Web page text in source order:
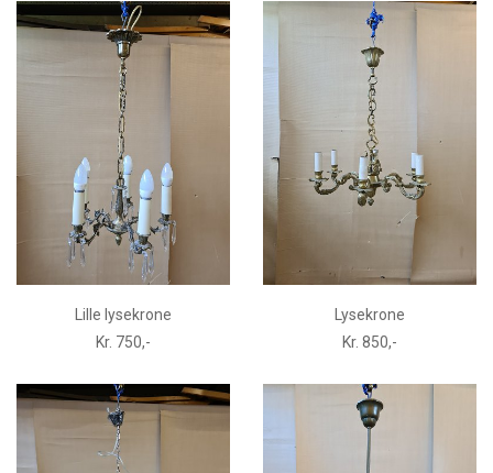
Lille lysekrone
Kr. 750,-
Lysekrone
Kr. 850,-